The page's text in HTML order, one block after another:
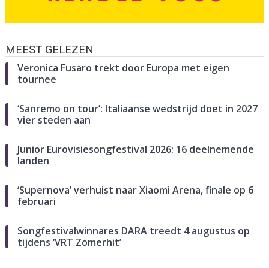
MEEST GELEZEN
Veronica Fusaro trekt door Europa met eigen
tournee
‘Sanremo on tour’: Italiaanse wedstrijd doet in 2027
vier steden aan
Junior Eurovisiesongfestival 2026: 16 deelnemende
landen
‘Supernova’ verhuist naar Xiaomi Arena, finale op 6
februari
Songfestivalwinnares DARA treedt 4 augustus op
tijdens ‘VRT Zomerhit’